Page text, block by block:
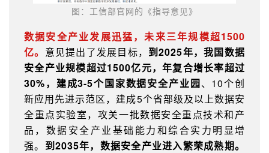
图： 工信部官网的《指导意见》
数据安全产业发展迅猛，未来三年规模超1500
亿。 意见提出了发展目标， 到2025年，我国数据
安全产业规模超过1500亿元，年复合增长率超过
30%，建成3-5个国家数据安全产业园、10个创
新应用先进示范区，建成5个省部级及以上数据安
全重点实验室，攻关一批数据安全重点技术和产
品，数据安全产业基础能力和综合实力明显增
强。 到2035年，数据安全产业进入繁荣成熟期。